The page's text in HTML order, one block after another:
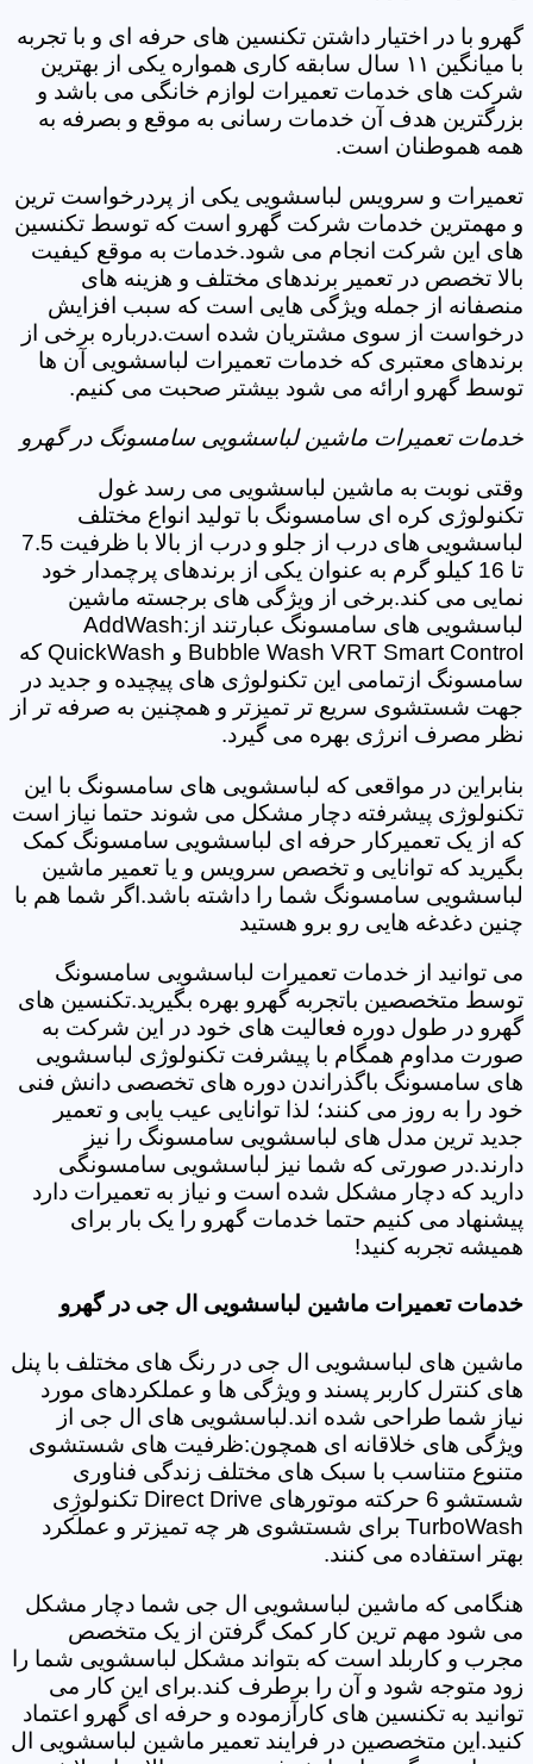
گهرو با در اختیار داشتن تکنسین های حرفه ای و با تجربه
با میانگین ۱۱ سال سابقه کاری همواره یکی از بهترین
شرکت های خدمات تعمیرات لوازم خانگی می باشد و
بزرگترین هدف آن خدمات رسانی به موقع و بصرفه به
همه هموطنان است.
تعمیرات و سرویس لباسشویی یکی از پردرخواست ترین
و مهمترین خدمات شرکت گهرو است که توسط تکنسین
های این شرکت انجام می شود.خدمات به موقع کیفیت
بالا تخصص در تعمیر برندهای مختلف و هزینه های
منصفانه از جمله ویژگی هایی است که سبب افزایش
درخواست از سوی مشتریان شده است.درباره برخی از
برندهای معتبری که خدمات تعمیرات لباسشویی آن ها
توسط گهرو ارائه می شود بیشتر صحبت می کنیم.
خدمات تعمیرات ماشین لباسشویی سامسونگ در گهرو
وقتی نوبت به ماشین لباسشویی می رسد غول
تکنولوژی کره ای سامسونگ با تولید انواع مختلف
لباسشویی های درب از جلو و درب از بالا با ظرفیت 7.5
تا 16 کیلو گرم به عنوان یکی از برندهای پرچمدار خود
نمایی می کند.برخی از ویژگی های برجسته ماشین
لباسشویی های سامسونگ عبارتند از:AddWash
Bubble Wash VRT Smart Control و QuickWash که
سامسونگ ازتمامی این تکنولوژی های پیچیده و جدید در
جهت شستشوی سریع تر تمیزتر و همچنین به صرفه تر از
نظر مصرف انرژی بهره می گیرد.
بنابراین در مواقعی که لباسشویی های سامسونگ با این
تکنولوژی پیشرفته دچار مشکل می شوند حتما نیاز است
که از یک تعمیرکار حرفه ای لباسشویی سامسونگ کمک
بگیرید که توانایی و تخصص سرویس و یا تعمیر ماشین
لباسشویی سامسونگ شما را داشته باشد.اگر شما هم با
چنین دغدغه هایی رو برو هستید
می توانید از خدمات تعمیرات لباسشویی سامسونگ
توسط متخصصین باتجربه گهرو بهره بگیرید.تکنسین های
گهرو در طول دوره فعالیت های خود در این شرکت به
صورت مداوم همگام با پیشرفت تکنولوژی لباسشویی
های سامسونگ باگذراندن دوره های تخصصی دانش فنی
خود را به روز می کنند؛ لذا توانایی عیب یابی و تعمیر
جدید ترین مدل های لباسشویی سامسونگ را نیز
دارند.در صورتی که شما نیز لباسشویی سامسونگی
دارید که دچار مشکل شده است و نیاز به تعمیرات دارد
پیشنهاد می کنیم حتما خدمات گهرو را یک بار برای
همیشه تجربه کنید!
خدمات تعمیرات ماشین لباسشویی ال جی در گهرو
ماشین های لباسشویی ال جی در رنگ های مختلف با پنل
های کنترل کاربر پسند و ویژگی ها و عملکردهای مورد
نیاز شما طراحی شده اند.لباسشویی های ال جی از
ویژگی های خلاقانه ای همچون:ظرفیت های شستشوی
متنوع متناسب با سبک های مختلف زندگی فناوری
شستشو 6 حرکته موتورهای Direct Drive تکنولوژِی
TurboWash برای شستشوی هر چه تمیزتر و عملکرد
بهتر استفاده می کنند.
هنگامی که ماشین لباسشویی ال جی شما دچار مشکل
می شود مهم ترین کار کمک گرفتن از یک متخصص
مجرب و کاربلد است که بتواند مشکل لباسشویی شما را
زود متوجه شود و آن را برطرف کند.برای این کار می
توانید به تکنسین های کارآزموده و حرفه ای گهرو اعتماد
کنید.این متخصصین در فرایند تعمیر ماشین لباسشویی ال